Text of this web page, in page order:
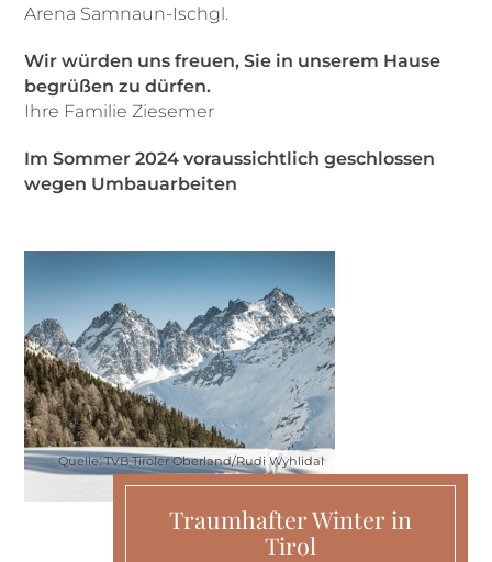
Arena Samnaun-Ischgl.
Wir würden uns freuen, Sie in unserem Hause
begrüßen zu dürfen.
Ihre Familie Ziesemer
Im Sommer 2024 voraussichtlich geschlossen
wegen Umbauarbeiten
Quelle: TVB Tiroler Oberland/Rudi Wyhlidal
Traumhafter Winter in
Tirol